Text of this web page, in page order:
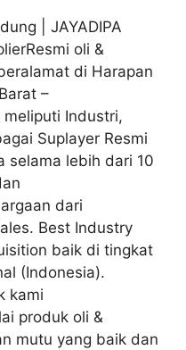
| JAYADIPA
oli &
di Harapan
–
Industri,
Suplayer Resmi
selama lebih dari 10
dari
Best Industry
baik di tingkat
(Indonesia).
kami
produk oli &
mutu yang baik dan